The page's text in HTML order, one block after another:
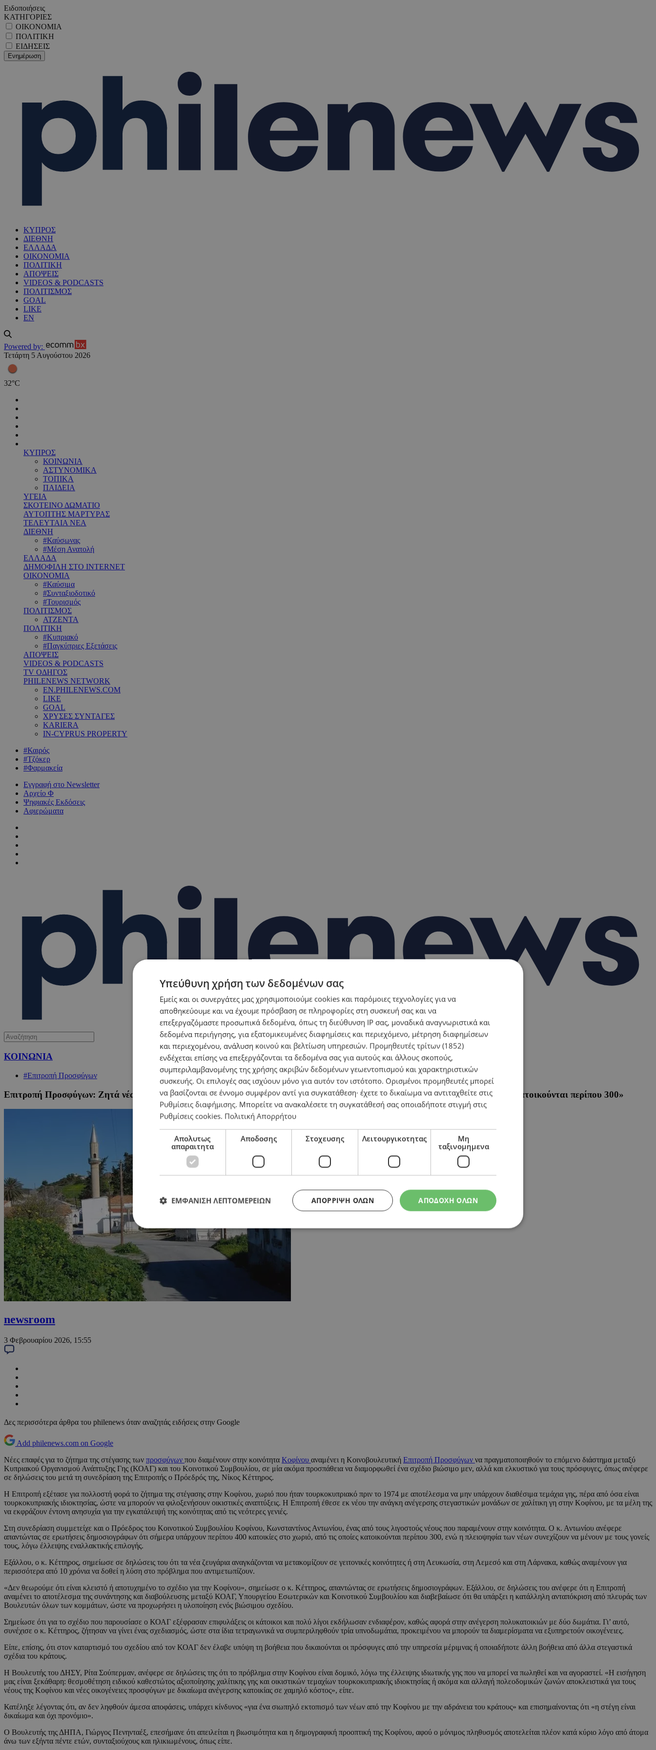
Ειδοποιήσεις
ΚΑΤΗΓΟΡΙΕΣ
ΟΙΚΟΝΟΜΙΑ
ΠΟΛΙΤΙΚΗ
ΕΙΔΗΣΕΙΣ
ΚΥΠΡΟΣ
ΔΙΕΘΝΗ
ΕΛΛΑΔΑ
ΟΙΚΟΝΟΜΙΑ
ΠΟΛΙΤΙΚΗ
ΑΠΟΨΕΙΣ
VIDEOS & PODCASTS
ΠΟΛΙΤΙΣΜΟΣ
GOAL
LIKE
EN
Powered by:
Τετάρτη 5 Αυγούστου 2026
32°C
ΚΥΠΡΟΣ
ΚΟΙΝΩΝΙΑ
ΑΣΤΥΝΟΜΙΚΑ
ΤΟΠΙΚΑ
ΠΑΙΔΕΙΑ
ΥΓΕΙΑ
ΣΚΟΤΕΙΝΟ ΔΩΜΑΤΙΟ
ΑΥΤΟΠΤΗΣ ΜΑΡΤΥΡΑΣ
ΤΕΛΕΥΤΑΙΑ ΝΕΑ
ΔΙΕΘΝΗ
#Καύσωνας
#Μέση Ανατολή
ΕΛΛΑΔΑ
ΔΗΜΟΦΙΛΗ ΣΤΟ INTERNET
ΟΙΚΟΝΟΜΙΑ
#Καύσιμα
#Συνταξιοδοτικό
#Τουρισμός
ΠΟΛΙΤΙΣΜΟΣ
ΑΤΖΕΝΤΑ
ΠΟΛΙΤΙΚΗ
#Κυπριακό
#Παγκύπριες Εξετάσεις
ΑΠΟΨΕΙΣ
VIDEOS & PODCASTS
TV ΟΔΗΓΟΣ
PHILENEWS NETWORK
EN.PHILENEWS.COM
LIKE
GOAL
ΧΡΥΣΕΣ ΣΥΝΤΑΓΕΣ
KARIERA
IN-CYPRUS PROPERTY
#Καιρός
#Τζόκερ
#Φαρμακεία
Εγγραφή στο Newsletter
Αρχείο Φ
Ψηφιακές Εκδόσεις
Αφιερώματα
ΚΟΙΝΩΝΙΑ
#Επιτροπή Προσφύγων
Επιτροπή Προσφύγων: Ζητά νέα διαβούλευση για στεγαστικό σχέδιο στην Κοφίνου – «400 κατοικίες στο χωριό, από τις οποίες κατοικούνται περίπου 300»
newsroom
3 Φεβρουαρίου 2026, 15:55
Δες περισσότερα άρθρα του philenews όταν αναζητάς ειδήσεις στην Google
Add philenews.com on Google
Νέες επαφές για το ζήτημα της στέγασης των προσφύγων που διαμένουν στην κοινότητα Κοφίνου αναμένει η Κοινοβουλευτική Επιτροπή Προσφύγων να πραγματοποιηθούν το επόμενο διάστημα μεταξύ
Κυπριακού Οργανισμού Ανάπτυξης Γης (ΚΟΑΓ) και του Κοινοτικού Συμβουλίου, σε μία ακόμα προσπάθεια να διαμορφωθεί ένα σχέδιο βιώσιμο μεν, αλλά και ελκυστικό για τους πρόσφυγες, όπως ανέφερε
σε δηλώσεις του μετά τη συνεδρίαση της Επιτροπής ο Πρόεδρός της, Νίκος Κέττηρος.
Η Επιτροπή εξέτασε για πολλοστή φορά το ζήτημα της στέγασης στην Κοφίνου, χωριό που ήταν τουρκοκυπριακό πριν το 1974 με αποτέλεσμα να μην υπάρχουν διαθέσιμα τεμάχια γης, πέρα από όσα είναι
τουρκοκυπριακής ιδιοκτησίας, ώστε να μπορούν να φιλοξενήσουν οικιστικές αναπτύξεις. Η Επιτροπή έθεσε εκ νέου την ανάγκη ανέγερσης στεγαστικών μονάδων σε χαλίτικη γη στην Κοφίνου, με τα μέλη της
να εκφράζουν έντονη ανησυχία για την εγκατάλειψή της κοινότητας από τις νεότερες γενιές.
Στη συνεδρίαση συμμετείχε και ο Πρόεδρος του Κοινοτικού Συμβουλίου Κοφίνου, Κωνσταντίνος Αντωνίου, ένας από τους λιγοστούς νέους που παραμένουν στην κοινότητα. Ο κ. Αντωνίου ανέφερε
απαντώντας σε ερωτήσεις δημοσιογράφων ότι σήμερα υπάρχουν περίπου 400 κατοικίες στο χωριό, από τις οποίες κατοικούνται περίπου 300, ενώ η πλειοψηφία των νέων συνεχίζουν να μένουν με τους γονείς
τους, λόγω έλλειψης εναλλακτικής επιλογής.
Εξάλλου, ο κ. Κέττηρος, σημείωσε σε δηλώσεις του ότι τα νέα ζευγάρια αναγκάζονται να μετακομίζουν σε γειτονικές κοινότητες ή στη Λευκωσία, στη Λεμεσό και στη Λάρνακα, καθώς αναμένουν για
περισσότερα από 10 χρόνια να δοθεί η λύση στο πρόβλημα που αντιμετωπίζουν.
«Δεν θεωρούμε ότι είναι κλειστό ή αποτυχημένο το σχέδιο για την Κοφίνου», σημείωσε ο κ. Κέττηρος, απαντώντας σε ερωτήσεις δημοσιογράφων. Εξάλλου, σε δηλώσεις του ανέφερε ότι η Επιτροπή
αναμένει το αποτέλεσμα της συνάντησης και διαβούλευσης μεταξύ ΚΟΑΓ, Υπουργείου Εσωτερικών και Κοινοτικού Συμβουλίου και διαβεβαίωσε ότι θα υπάρξει η κατάλληλη ανταπόκριση από πλευράς των
Βουλευτών όλων των κομμάτων, ώστε να προχωρήσει η υλοποίηση ενός βιώσιμου σχεδίου.
Σημείωσε ότι για το σχέδιο που παρουσίασε ο ΚΟΑΓ εξέφρασαν επιφυλάξεις οι κάτοικοι και πολύ λίγοι εκδήλωσαν ενδιαφέρον, καθώς αφορά στην ανέγερση πολυκατοικιών με δύο δωμάτια. Γι’ αυτό,
συνέχισε ο κ. Κέττηρος, ζήτησαν να γίνει ένας σχεδιασμός, ώστε στα ίδια τετραγωνικά να συμπεριληφθούν τρία υπνοδωμάτια, προκειμένου να μπορούν τα διαμερίσματα να εξυπηρετούν οικογένειες.
Είπε, επίσης, ότι στον καταρτισμό του σχεδίου από τον ΚΟΑΓ δεν έλαβε υπόψη τη βοήθεια που δικαιούνται οι πρόσφυγες από την υπηρεσία μέριμνας ή οποιαδήποτε άλλη βοήθεια από άλλα στεγαστικά
σχέδια του κράτους.
Η Βουλευτής του ΔΗΣΥ, Ρίτα Σούπερμαν, ανέφερε σε δηλώσεις της ότι το πρόβλημα στην Κοφίνου είναι δομικό, λόγω της έλλειψης ιδιωτικής γης που να μπορεί να πωληθεί και να αγοραστεί. «Η εισήγηση
μας είναι ξεκάθαρη: θεσμοθέτηση ειδικού καθεστώτος αξιοποίησης χαλίτικης γης και οικιστικών τεμαχίων τουρκοκυπριακής ιδιοκτησίας ή ακόμα και αλλαγή πολεοδομικών ζωνών αποκλειστικά για τους
νέους της Κοφίνου και νέες οικογένειες προσφύγων με δικαίωμα ανέγερσης κατοικίας σε χαμηλό κόστος», είπε.
Κατέληξε λέγοντας ότι, αν δεν ληφθούν άμεσα αποφάσεις, υπάρχει κίνδυνος «για ένα σιωπηλό εκτοπισμό των νέων από την Κοφίνου με την αδράνεια του κράτους» και επισημαίνοντας ότι «η στέγη είναι
δικαίωμα και όχι προνόμιο».
Ο Βουλευτής της ΔΗΠΑ, Γιώργος Πενηνταέξ, επεσήμανε ότι απειλείται η βιωσιμότητα και η δημογραφική προοπτική της Κοφίνου, αφού ο μόνιμος πληθυσμός αποτελείται πλέον κατά κύριο λόγο από άτομα
άνω των εξήντα πέντε ετών, συνταξιούχους και ηλικιωμένους, όπως είπε.
Υπεύθυνη χρήση των δεδομένων σας
Εμείς και οι συνεργάτες μας χρησιμοποιούμε cookies και παρόμοιες τεχνολογίες για να
αποθηκεύουμε και να έχουμε πρόσβαση σε πληροφορίες στη συσκευή σας και να
επεξεργαζόμαστε προσωπικά δεδομένα, όπως τη διεύθυνση IP σας, μοναδικά αναγνωριστικά και
δεδομένα περιήγησης, για εξατομικευμένες διαφημίσεις και περιεχόμενο, μέτρηση διαφημίσεων
και περιεχομένου, ανάλυση κοινού και βελτίωση υπηρεσιών. Προμηθευτές τρίτων (1852)
ενδέχεται επίσης να επεξεργάζονται τα δεδομένα σας για αυτούς και άλλους σκοπούς,
συμπεριλαμβανομένης της χρήσης ακριβών δεδομένων γεωεντοπισμού και χαρακτηριστικών
συσκευής. Οι επιλογές σας ισχύουν μόνο για αυτόν τον ιστότοπο. Ορισμένοι προμηθευτές μπορεί
να βασίζονται σε έννομο συμφέρον αντί για συγκατάθεση· έχετε το δικαίωμα να αντιταχθείτε στις
Ρυθμίσεις διαφήμισης. Μπορείτε να ανακαλέσετε τη συγκατάθεσή σας οποιαδήποτε στιγμή στις
Ρυθμίσεις cookies. Πολιτική Απορρήτου
Απολυτως
απαραιτητα
Αποδοσης Στοχευσης Λειτουργικοτητας
Μη
ταξινομημενα
ΑΠΟΔΟΧΗ ΟΛΩΝ
ΑΠΌΡΡΙΨΗ ΌΛΩΝ
ΕΜΦΑΝΙΣΗ ΛΕΠΤΟΜΕΡΕΙΩΝ